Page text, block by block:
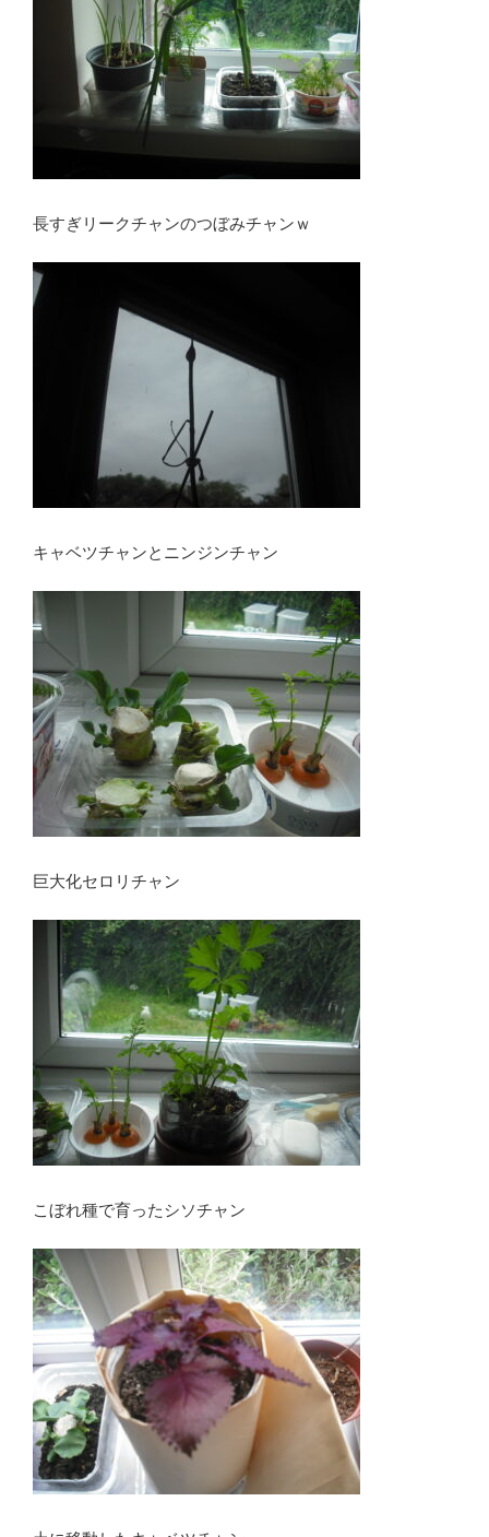
長すぎリークチャンのつぼみチャンｗ
キャベツチャンとニンジンチャン
巨大化セロリチャン
こぼれ種で育ったシソチャン